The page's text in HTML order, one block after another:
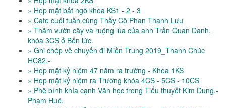
» Họp mặt bất ngờ khóa KS1 - 2 - 3
» Cafe cuối tuần cùng Thầy Cô Phan Thanh Lưu
» Thăm vườn cây và ruộng lúa của anh Trần Quan Danh,
khóa 3CS ở Bến lức.
» Ghi chép về chuyến đi Miền Trung 2019_Thanh Chúc
HC82.-
» Họp mặt kỷ niệm 47 năm ra trường - Khóa 1KS
» Họp mặt kỷ niệm ra Trường khóa 4CS - 5CS - 10CS
» Phê bình khía cạnh Văn học trong Tiểu thuyết Kim Dung.-
Phạm Huê.